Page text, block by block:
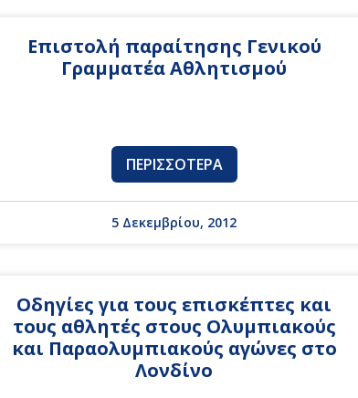
Επιστολή παραίτησης Γενικού
Γραμματέα Αθλητισμού
ΠΕΡΙΣΣΌΤΕΡΑ
5 Δεκεμβρίου, 2012
Οδηγίες για τους επισκέπτες και
τους αθλητές στους Ολυμπιακούς
και Παραολυμπιακούς αγώνες στο
Λονδίνο